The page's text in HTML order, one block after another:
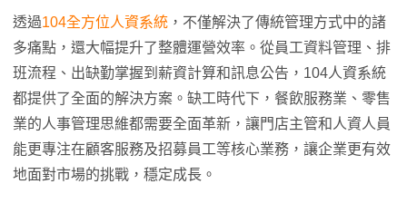
透過104全方位人資系統 ，不僅解決了傳統管理方式中的諸
多痛點，還大幅提升了整體運營效率。從員工資料管理、排
班流程、出缺勤掌握到薪資計算和訊息公告，104人資系統
都提供了全面的解決方案。缺工時代下，餐飲服務業、零售
業的人事管理思維都需要全面革新，讓門店主管和人資人員
能更專注在顧客服務及招募員工等核心業務，讓企業更有效
地面對市場的挑戰，穩定成長。